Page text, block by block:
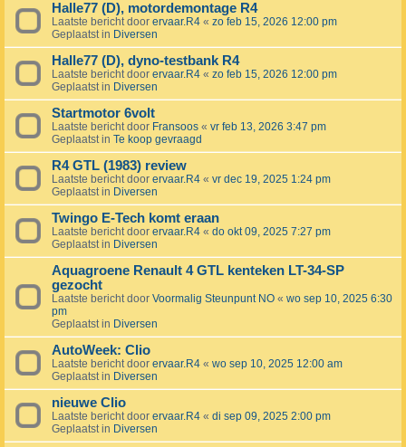
Halle77 (D), motordemontage R4
Laatste bericht door ervaar.R4 « zo feb 15, 2026 12:00 pm
Geplaatst in Diversen
Halle77 (D), dyno-testbank R4
Laatste bericht door ervaar.R4 « zo feb 15, 2026 12:00 pm
Geplaatst in Diversen
Startmotor 6volt
Laatste bericht door Fransoos « vr feb 13, 2026 3:47 pm
Geplaatst in Te koop gevraagd
R4 GTL (1983) review
Laatste bericht door ervaar.R4 « vr dec 19, 2025 1:24 pm
Geplaatst in Diversen
Twingo E-Tech komt eraan
Laatste bericht door ervaar.R4 « do okt 09, 2025 7:27 pm
Geplaatst in Diversen
Aquagroene Renault 4 GTL kenteken LT-34-SP
gezocht
Laatste bericht door Voormalig Steunpunt NO « wo sep 10, 2025 6:30
pm
Geplaatst in Diversen
AutoWeek: Clio
Laatste bericht door ervaar.R4 « wo sep 10, 2025 12:00 am
Geplaatst in Diversen
nieuwe Clio
Laatste bericht door ervaar.R4 « di sep 09, 2025 2:00 pm
Geplaatst in Diversen